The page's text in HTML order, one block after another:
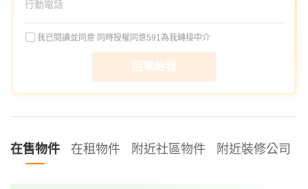
我已閱讀並同意 同時授權同意591為我轉接中介
回電給我
在售物件 在租物件 附近社區物件 附近裝修公司